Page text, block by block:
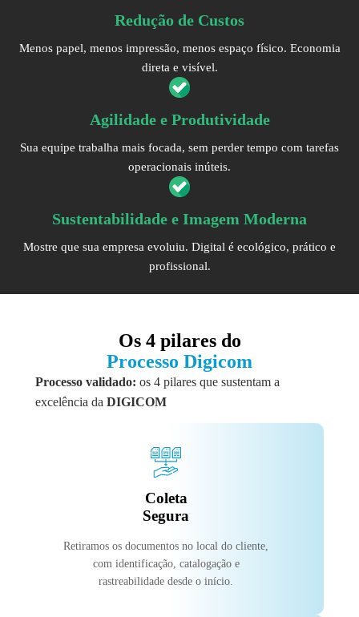
Redução de Custos
Menos papel, menos impressão, menos espaço físico. Economia
direta e visível.
Agilidade e Produtividade
Sua equipe trabalha mais focada, sem perder tempo com tarefas
operacionais inúteis.
Sustentabilidade e Imagem Moderna
Mostre que sua empresa evoluiu. Digital é ecológico, prático e
profissional.
Os 4 pilares do
Processo Digicom
Processo validado: os 4 pilares que sustentam a
excelência da DIGICOM
Coleta
Segura
Retiramos os documentos no local do cliente,
com identificação, catalogação e
rastreabilidade desde o início.